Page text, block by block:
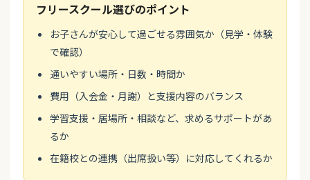
フリースクール選びのポイント
お子さんが安心して過ごせる雰囲気か（見学・体験
で確認）
通いやすい場所・日数・時間か
費用（入会金・月謝）と支援内容のバランス
学習支援・居場所・相談など、求めるサポートがあ
るか
在籍校との連携（出席扱い等）に対応してくれるか